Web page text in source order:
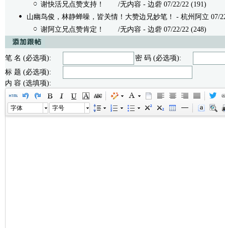
谢快活兄点赞支持！
/无内容 - 边砦 07/22/22 (191)
山幽鸟俊，林静蝉噪，皆关情！大赞边兄妙笔！
- 杭州阿立 07/
谢阿立兄点赞肯定！
/无内容 - 边砦 07/22/22 (248)
笔 名 (必选项):
密 码 (必选项):
标 题 (必选项):
内 容 (选填项):
字体 字号